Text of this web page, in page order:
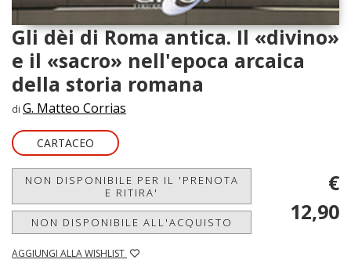
Gli dèi di Roma antica. Il «divino»
e il «sacro» nell'epoca arcaica
della storia romana
di G. Matteo Corrias
CARTACEO
NON DISPONIBILE PER IL 'PRENOTA
E RITIRA'
NON DISPONIBILE ALL'ACQUISTO
AGGIUNGI ALLA WISHLIST
€
12,90